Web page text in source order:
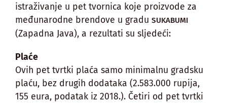
istraživanje u pet tvornica koje proizvode za
međunarodne brendove u gradu SUKABUMI
(Zapadna Java), a rezultati su sljedeći:
Plaće
Ovih pet tvrtki plaća samo minimalnu gradsku
plaću, bez drugih dodataka (2.583.000 rupija,
155 eura, podatak iz 2018.). Četiri od pet tvrtki